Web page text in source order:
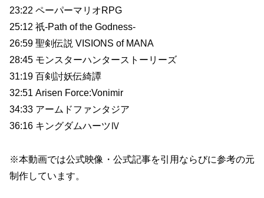
23:22 ペーパーマリオRPG
25:12 祇-Path of the Godness-
26:59 聖剣伝説 VISIONS of MANA
28:45 モンスターハンターストーリーズ
31:19 百剣討妖伝綺譚
32:51 Arisen Force:Vonimir
34:33 アームドファンタジア
36:16 キングダムハーツⅣ
※本動画では公式映像・公式記事を引用ならびに参考の元
制作しています。